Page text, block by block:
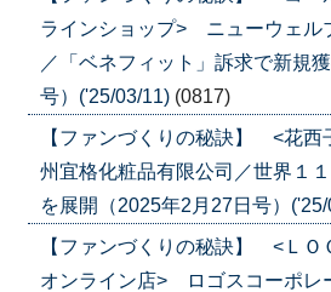
ラインショップ> ニューウェル
／「ベネフィット」訴求で新規
号）('25/03/11) (0817)
【ファンづくりの秘訣】 <花
州宜格化粧品有限公司／世界１
を展開（2025年2月27日号）
【ファンづくりの秘訣】 <ＬＯ
オンライン店> ロゴスコーポレ